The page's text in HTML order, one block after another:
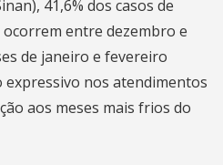
41,6% dos casos de
entre dezembro e
de janeiro e fevereiro
nos atendimentos
aos meses mais frios do